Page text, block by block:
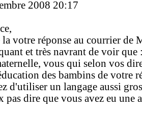
2008 20:17
la votre réponse au courrier de
et très navrant de voir que
vous qui selon vos
des bambins de votre
d'utiliser un langage aussi
pas dire que vous avez eu une